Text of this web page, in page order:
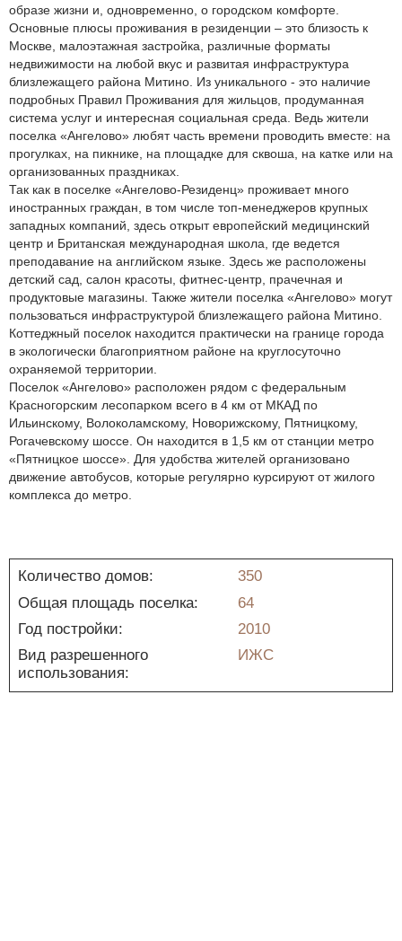
образе жизни и, одновременно, о городском комфорте.
Основные плюсы проживания в резиденции – это близость к
Москве, малоэтажная застройка, различные форматы
недвижимости на любой вкус и развитая инфраструктура
близлежащего района Митино. Из уникального - это наличие
подробных Правил Проживания для жильцов, продуманная
система услуг и интересная социальная среда. Ведь жители
поселка «Ангелово» любят часть времени проводить вместе: на
прогулках, на пикнике, на площадке для сквоша, на катке или на
организованных праздниках.
Так как в поселке «Ангелово-Резиденц» проживает много
иностранных граждан, в том числе топ-менеджеров крупных
западных компаний, здесь открыт европейский медицинский
центр и Британская международная школа, где ведется
преподавание на английском языке. Здесь же расположены
детский сад, салон красоты, фитнес-центр, прачечная и
продуктовые магазины. Также жители поселка «Ангелово» могут
пользоваться инфраструктурой близлежащего района Митино.
Коттеджный поселок находится практически на границе города
в экологически благоприятном районе на круглосуточно
охраняемой территории.
Поселок «Ангелово» расположен рядом с федеральным
Красногорским лесопарком всего в 4 км от МКАД по
Ильинскому, Волоколамскому, Новорижскому, Пятницкому,
Рогачевскому шоссе. Он находится в 1,5 км от станции метро
«Пятницкое шоссе». Для удобства жителей организовано
движение автобусов, которые регулярно курсируют от жилого
комплекса до метро.
Количество домов:
350
Общая площадь поселка:
64
Год постройки:
2010
Вид разрешенного
использования:
ИЖС